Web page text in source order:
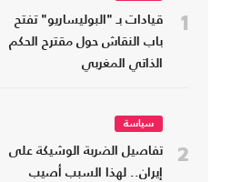
1
قيادات بـ "البوليساريو" تفتح
باب النقاش حول مقترح الحكم
الذاتي المغربي
2
سياسة
تفاصيل الضربة الوشيكة على
إيران.. لهذا السبب أصيب